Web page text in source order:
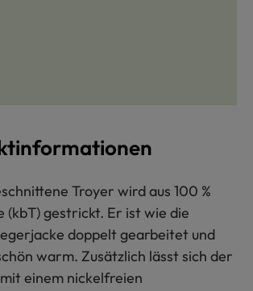
Troyer wird aus 100 %
(kbT) gestrickt. Er ist wie die
doppelt gearbeitet und
warm. Zusätzlich lässt sich der
einem nickelfreien